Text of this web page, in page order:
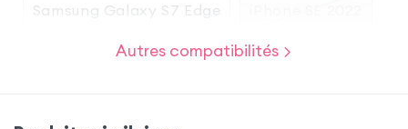
Samsung Galaxy S7 Edge
iPhone SE 2020
Autres compatibilités